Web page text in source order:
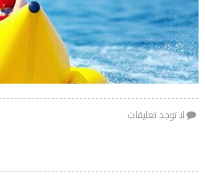
لا توجد تعليقات